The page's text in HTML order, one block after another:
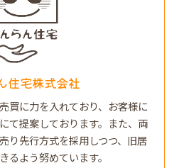
住宅株式会社
買に力を入れており、お客様に
て提案しております。また、両
り先行方式を採用しつつ、旧居
るよう努めています。